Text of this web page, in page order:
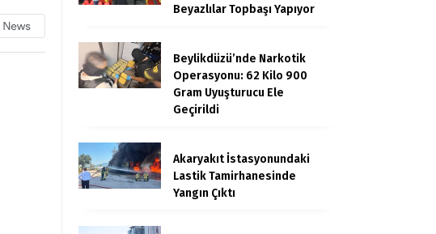
Beyazlılar Topbaşı Yapıyor
Beylikdüzü’nde Narkotik
Operasyonu: 62 Kilo 900
Gram Uyuşturucu Ele
Geçirildi
Akaryakıt İstasyonundaki
Lastik Tamirhanesinde
Yangın Çıktı